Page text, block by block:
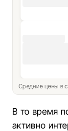
Средние цены в
В то время
активно